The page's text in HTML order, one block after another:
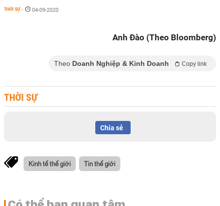
THỜI SỰ - 04-09-2020
Anh Đào (Theo Bloomberg)
Theo Doanh Nghiệp & Kinh Doanh Copy link
THỜI SỰ
Chia sẻ
Kinh tế thế giới Tin thế giới